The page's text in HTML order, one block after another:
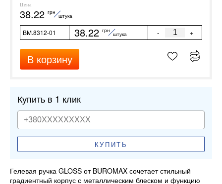
Цена
38.22 грн
штука
BM.8312-01 38.22 грн
штука - +
В корзину
Купить в 1 клик
КУПИТЬ
Гелевая ручка GLOSS от BUROMAX сочетает стильный
градиентный корпус с металлическим блеском и функцию